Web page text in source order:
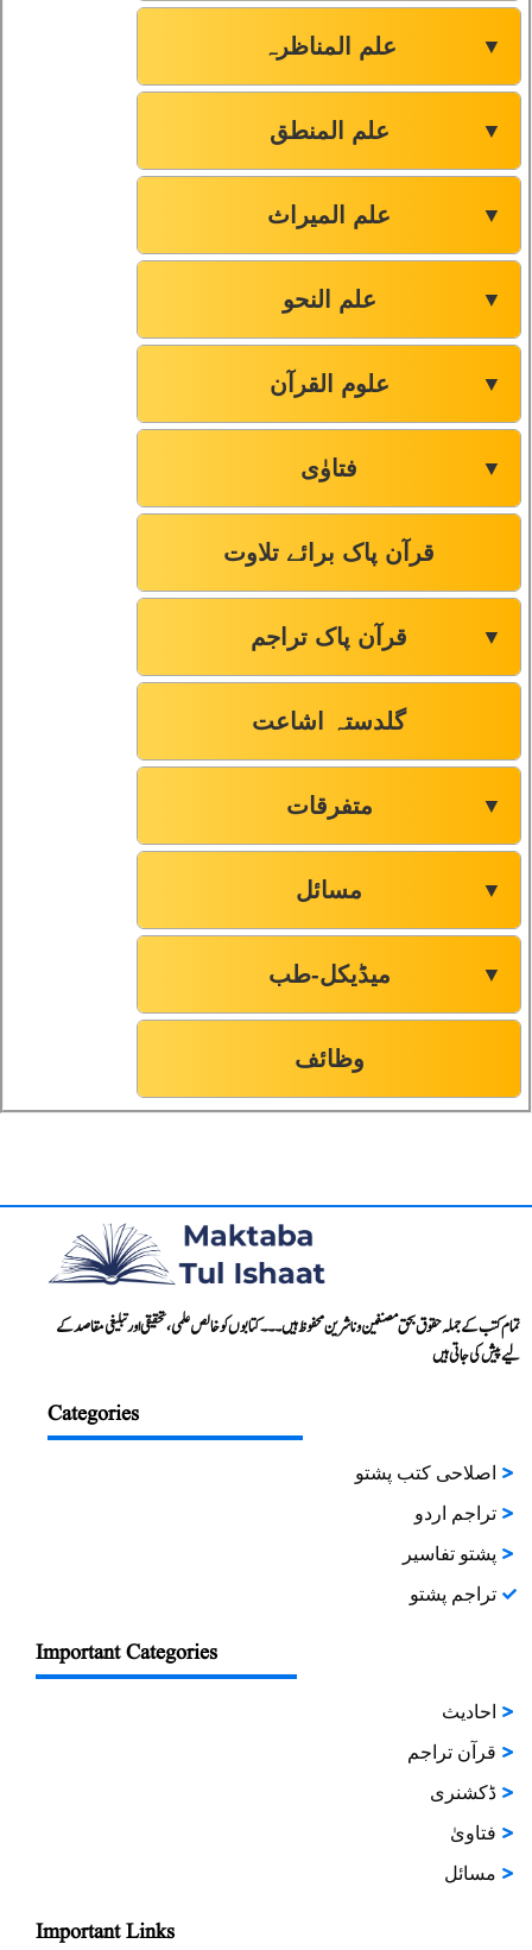
علم المناظرہ ▼
علم المنطق ▼
علم المیراث ▼
علم النحو ▼
علوم القرآن ▼
فتاوٰی ▼
قرآن پاک برائے تلاوت
قرآن پاک تراجم ▼
گلدستہ اشاعت
متفرقات ▼
مسائل ▼
میڈیکل-طب ▼
وظائف
تمام کتب کے جملہ حقوق بحق مصنفین و ناشرین محفوظ ہیں۔۔۔ کتابوں کو خالص علمی، تحقیقی اور تبلیغی مقاصد کے
لیے پیش کی جاتی ہیں
Categories
اصلاحی کتب پشتو
تراجم اردو
پشتو تفاسیر
تراجم پشتو
Important Categories
احادیث
قرآن تراجم
ڈکشنری
فتاویٰ
مسائل
Important Links